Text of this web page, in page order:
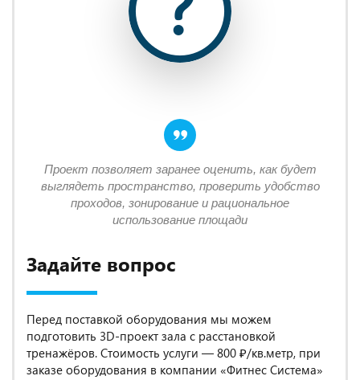
Задайте вопрос
Перед поставкой оборудования мы можем
подготовить 3D-проект зала с расстановкой
тренажёров. Стоимость услуги — 800 ₽/кв.метр, при
заказе оборудования в компании «Фитнес Система»
Проект позволяет заранее оценить, как будет
выглядеть пространство, проверить удобство
проходов, зонирование и рациональное
использование площади